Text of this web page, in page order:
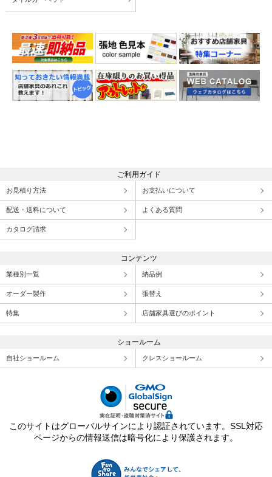
ご利用ガイド
お見積り方法 お支払いについて
配送・送料について よくある質問
カタログ請求
コンテンツ
業種別一覧 納品例
オーダー製作 張替え
特集 店舗家具選びのポイント
ショールーム
自社ショールーム クレスショールーム
このサイトはグローバルサインにより認証されています。SSL対応
ページからの情報送信は暗号化により保護されます。